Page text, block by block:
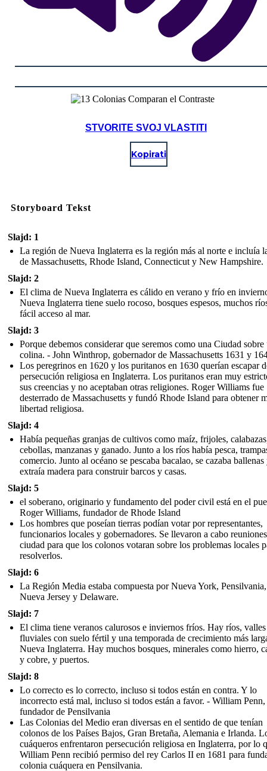
STVORITE SVOJ VLASTITI
Kopirati
Storyboard Tekst
Slajd: 1
La región de Nueva Inglaterra es la región más al norte e incluía
de Massachusetts, Rhode Island, Connecticut y New Hampshire.
Slajd: 2
El clima de Nueva Inglaterra es cálido en verano y frío en
Nueva Inglaterra tiene suelo rocoso, bosques espesos, muchos
fácil acceso al mar.
Slajd: 3
Porque debemos considerar que seremos como una Ciudad sobre
colina. - John Winthrop, gobernador de Massachusetts 1631 y
Los peregrinos en 1620 y los puritanos en 1630 querían escapar
persecución religiosa en Inglaterra. Los puritanos eran muy
sus creencias y no aceptaban otras religiones. Roger Williams fue
desterrado de Massachusetts y fundó Rhode Island para obtener
libertad religiosa.
Slajd: 4
Había pequeñas granjas de cultivos como maíz, frijoles,
cebollas, manzanas y ganado. Junto a los ríos había pesca,
comercio. Junto al océano se pescaba bacalao, se cazaba ballenas
extraía madera para construir barcos y casas.
Slajd: 5
el soberano, originario y fundamento del poder civil está en el
Roger Williams, fundador de Rhode Island
Los hombres que poseían tierras podían votar por representantes,
funcionarios locales y gobernadores. Se llevaron a cabo
ciudad para que los colonos votaran sobre los problemas locales
resolverlos.
Slajd: 6
La Región Media estaba compuesta por Nueva York, Pensilvania,
Nueva Jersey y Delaware.
Slajd: 7
El clima tiene veranos calurosos e inviernos fríos. Hay ríos, valles
fluviales con suelo fértil y una temporada de crecimiento más
Nueva Inglaterra. Hay muchos bosques, minerales como hierro,
y cobre, y puertos.
Slajd: 8
Lo correcto es lo correcto, incluso si todos están en contra. Y lo
incorrecto está mal, incluso si todos están a favor. - William Penn,
fundador de Pensilvania
Las Colonias del Medio eran diversas en el sentido de que tenían
colonos de los Países Bajos, Gran Bretaña, Alemania e Irlanda.
cuáqueros enfrentaron persecución religiosa en Inglaterra, por lo
William Penn recibió permiso del rey Carlos II en 1681 para
colonia cuáquera en Pensilvania.